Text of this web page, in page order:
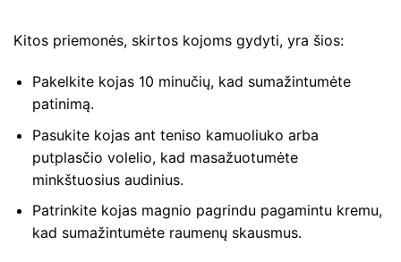
Kitos priemonės, skirtos kojoms gydyti, yra šios:
Pakelkite kojas 10 minučių, kad sumažintumėte
patinimą.
Pasukite kojas ant teniso kamuoliuko arba
putplasčio volelio, kad masažuotumėte
minkštuosius audinius.
Patrinkite kojas magnio pagrindu pagamintu kremu,
kad sumažintumėte raumenų skausmus.